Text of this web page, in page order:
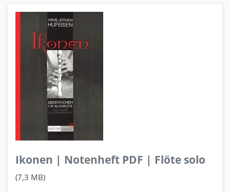
Ikonen | Notenheft PDF | Flöte solo
(7,3 MB)